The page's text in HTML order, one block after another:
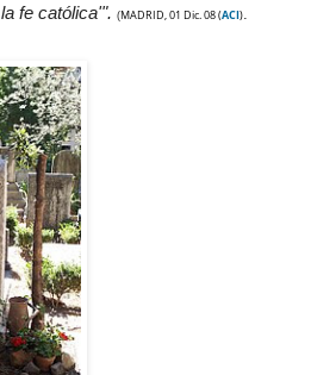
fe católica'". (MADRID, 01 Dic. 08(ACI)